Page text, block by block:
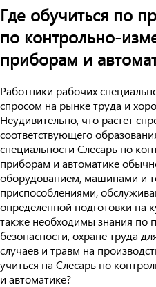
Где обучиться по
по контрольно-
приборам и
Работники рабочих
спросом на рынке труда и
Неудивительно, что растет
соответствующего
специальности Слесарь по
приборам и автоматике
оборудованием, машинами и
приспособлениями,
определенной подготовки на
также необходимы знания
безопасности, охране труда
случаев и травм на
учиться на Слесарь по
и автоматике?